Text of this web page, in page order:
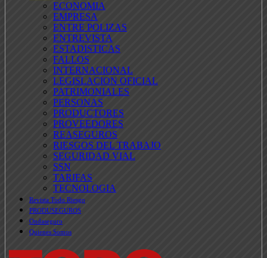
ECONOMIA
EMPRESA
ENTRE POLIZAS
ENTREVISTA
ESTADISTICAS
FALLOS
INTERNACIONAL
LEGISLACION OFICIAL
PATRIMONIALES
PERSONAS
PRODUCTORES
PROVEEDORES
REASEGUROS
RIESGOS DEL TRABAJO
SEGURIDAD VIAL
SSN
TARIFAS
TECNOLOGIA
Revista Todo Riesgo
PRODUSEGUROS
Ondaseguro
Quienes Somos